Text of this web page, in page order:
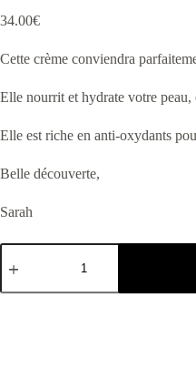
34.00€
Cette crème conviendra
Elle nourrit et hydrate votre peau,
Elle est riche en anti-oxydants
Belle découverte,
Sarah